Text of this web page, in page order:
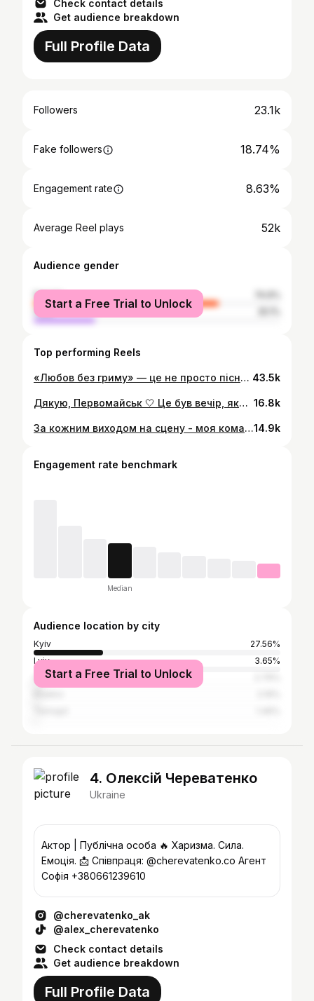
Check contact details
Get audience breakdown
Full Profile Data
Followers 23.1k
Fake followers 18.74%
Engagement rate 8.63%
Average Reel plays 52k
Audience gender
female
male
Start a Free Trial to Unlock
Top performing Reels
«Любов без гриму» — це не просто пісня, а дуже доросла, чесна розмова про почуття. Без прикрас, без ролей, без гри “хто сильніший”. Саме тому вона так зачепила серця тисяч людей ❤️ Цю та багато інших ваших улюблених пісень ви скоро почуєте в моєму Всеукраїнському турі 🇺🇦 З графіком ви можете ознайомитися за посиланням в шапці профілю ✨ @suhanov.official @my.music.hall @olenamozgova1 43.5k
Дякую, Первомайськ 🤍 Це був вечір, який ще довго звучатиме в серці… Дякую за кожну емоцію, за квіти, за любов, яку ви дарували. До нової зустрічі, мій Первомайськ 💫 16.8k
За кожним виходом на сцену - моя команда. Дякую за вашу відданість, силу і любов до справи ❤️ @serhiibu @malexsound @yurikfender @volodymyrtsap1981 @sashamilow @viki_langelo Олександр Рудь14.9k
Engagement rate benchmark
Median
Audience location by city
Kyiv
27.56%
Lviv
3.65%
Odesa
Start a Free Trial to Unlock
4. Олексій Череватенко
Ukraine
Актор | Публічна особа 🔥 Харизма. Сила.
Емоція. 📩 Співпраця: @cherevatenko.co Агент
Софія +380661239610
@cherevatenko_ak
@alex_cherevatenko
Check contact details
Get audience breakdown
Full Profile Data